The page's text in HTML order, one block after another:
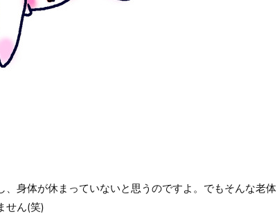
身体が休まっていないと思うのですよ。でもそんな老体
せん(笑)